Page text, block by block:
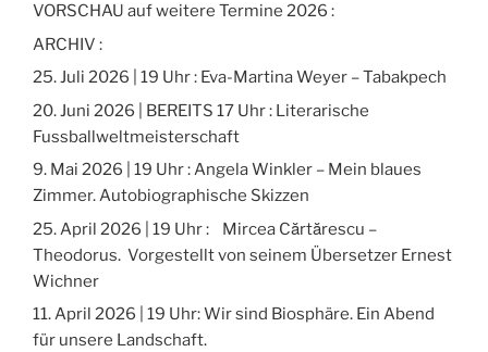
VORSCHAU auf weitere Termine 2026 :
ARCHIV :
25. Juli 2026 | 19 Uhr : Eva-Martina Weyer – Tabakpech
20. Juni 2026 | BEREITS 17 Uhr : Literarische
Fussballweltmeisterschaft
9. Mai 2026 | 19 Uhr : Angela Winkler – Mein blaues
Zimmer. Autobiographische Skizzen
25. April 2026 | 19 Uhr : Mircea Cărtărescu –
Theodorus. Vorgestellt von seinem Übersetzer Ernest
Wichner
11. April 2026 | 19 Uhr: Wir sind Biosphäre. Ein Abend
für unsere Landschaft.